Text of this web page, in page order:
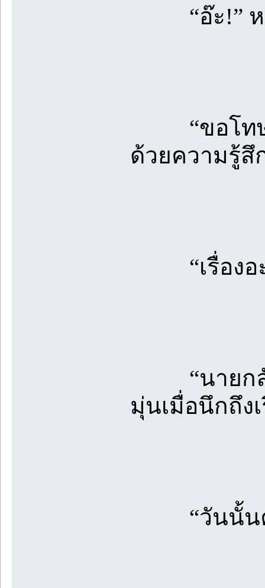
“อ๊ะ!” หม
“ขอโทษ”
ด้วยความรู้สึ
“เรื่องอะไ
“นายกลัว
มุ่นเมื่อนึกถึง
“วันนั้นคุณ